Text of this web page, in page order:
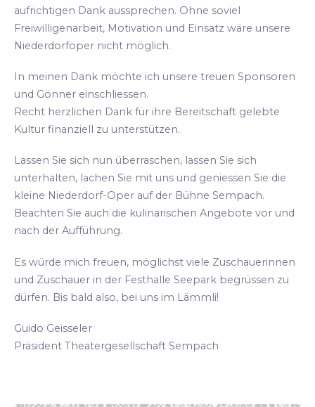
aufrichtigen Dank aussprechen. Ohne soviel
Freiwilligenarbeit, Motivation und Einsatz wäre unsere
Niederdorfoper nicht möglich.
In meinen Dank möchte ich unsere treuen Sponsoren
und Gönner einschliessen.
Recht herzlichen Dank für ihre Bereitschaft gelebte
Kultur finanziell zu unterstützen.
Lassen Sie sich nun überraschen, lassen Sie sich
unterhalten, lachen Sie mit uns und geniessen Sie die
kleine Niederdorf-Oper auf der Bühne Sempach.
Beachten Sie auch die kulinarischen Angebote vor und
nach der Aufführung.
Es würde mich freuen, möglichst viele Zuschauerinnen
und Zuschauer in der Festhalle Seepark begrüssen zu
dürfen. Bis bald also, bei uns im Lämmli!
Guido Geisseler
Präsident Theatergesellschaft Sempach